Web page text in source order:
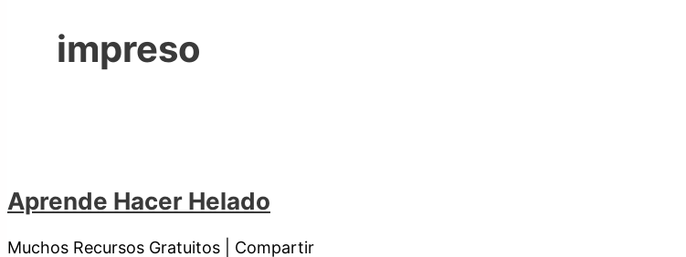
impreso
Aprende Hacer Helado
Muchos Recursos Gratuitos | Compartir